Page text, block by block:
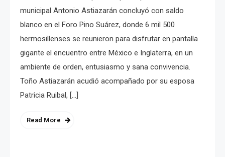
municipal Antonio Astiazarán concluyó con saldo
blanco en el Foro Pino Suárez, donde 6 mil 500
hermosillenses se reunieron para disfrutar en pantalla
gigante el encuentro entre México e Inglaterra, en un
ambiente de orden, entusiasmo y sana convivencia.
Toño Astiazarán acudió acompañado por su esposa
Patricia Ruibal, […]
Read More